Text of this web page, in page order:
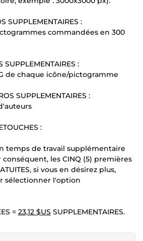
SUPPLEMENTAIRES :
commandées en 300
SUPPLEMENTAIRES :
de chaque icône/pictogramme
SUPPLEMENTAIRES :
:
temps de travail supplémentaire
les CINQ (5) premières
si vous en désirez plus,
sélectionner l'option
= 23,12 $US SUPPLEMENTAIRES.